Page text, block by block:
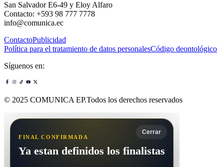
San Salvador E6-49 y Eloy Alfaro
Contacto: +593 98 777 7778
info@comunica.ec
ContactoPublicidad
Política para el tratamiento de datos personalesCódigo deontológico
Síguenos en:
© 2025 COMUNICA EP.Todos los derechos reservados
Cerrar
FINAL CONFIRMADA
Ya estan definidos los finalistas